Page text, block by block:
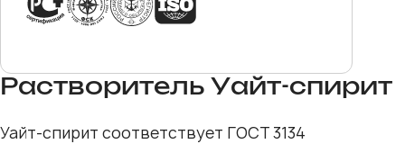
Растворитель Уайт-спирит
Уайт-спирит соответствует ГОСТ 3134